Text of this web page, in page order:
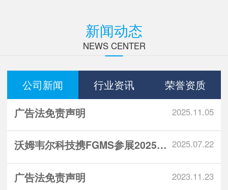
新闻动态
NEWS CENTER
公司新闻 行业资讯 荣誉资质
2025.11.05
广告法免责声明
2025.07.22
沃姆韦尔科技携FGMS参展2025锅...
2023.11.23
广告法免责声明